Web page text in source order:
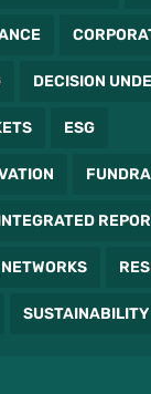
DECISION
ESG
NETWORKS
SUSTAINABILITY